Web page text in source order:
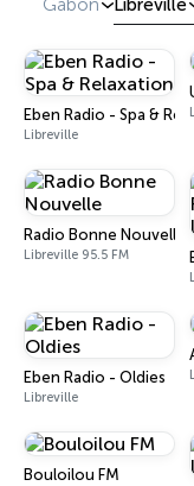
Gabon Libreville
Eben Radio - Spa &
Libreville
Radio Bonne Nouvelle
Libreville 95.5 FM
Eben Radio - Oldies
Libreville
Bouloilou FM